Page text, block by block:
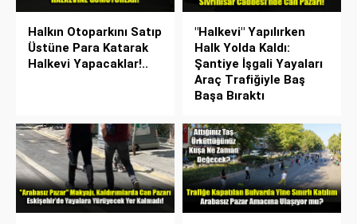
Halkın Otoparkını Satıp
Üstüne Para Katarak
Halkevi Yapacaklar!..
"Halkevi" Yapılırken
Halk Yolda Kaldı:
Şantiye İşgali Yayaları
Araç Trafiğiyle Baş
Başa Bıraktı